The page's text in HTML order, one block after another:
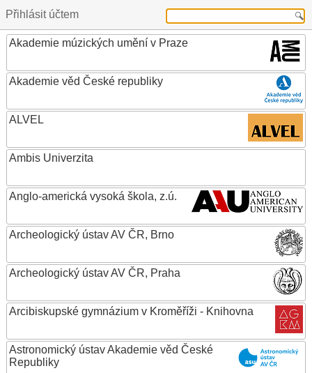
Přihlásit účtem
Akademie múzických umění v Praze
Akademie věd České republiky
ALVEL
Ambis Univerzita
Anglo-americká vysoká škola, z.ú.
Archeologický ústav AV ČR, Brno
Archeologický ústav AV ČR, Praha
Arcibiskupské gymnázium v Kroměříži - Knihovna
Astronomický ústav Akademie věd České
Republiky